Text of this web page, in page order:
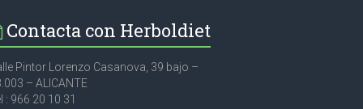
Contacta con Herboldiet
Pintor Lorenzo Casanova, 39 bajo –
– ALICANTE
: 966 20 10 31